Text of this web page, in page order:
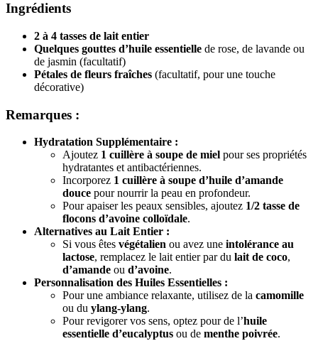
Ingrédients
2 à 4 tasses de lait entier
Quelques gouttes d’huile essentielle de rose, de lavande ou
de jasmin (facultatif)
Pétales de fleurs fraîches (facultatif, pour une touche
décorative)
Remarques :
Hydratation Supplémentaire :
Ajoutez 1 cuillère à soupe de miel pour ses propriétés
hydratantes et antibactériennes.
Incorporez 1 cuillère à soupe d’huile d’amande
douce pour nourrir la peau en profondeur.
Pour apaiser les peaux sensibles, ajoutez 1/2 tasse de
flocons d’avoine colloïdale.
Alternatives au Lait Entier :
Si vous êtes végétalien ou avez une intolérance au
lactose, remplacez le lait entier par du lait de coco,
d’amande ou d’avoine.
Personnalisation des Huiles Essentielles :
Pour une ambiance relaxante, utilisez de la camomille
ou du ylang-ylang.
Pour revigorer vos sens, optez pour de l’huile
essentielle d’eucalyptus ou de menthe poivrée.